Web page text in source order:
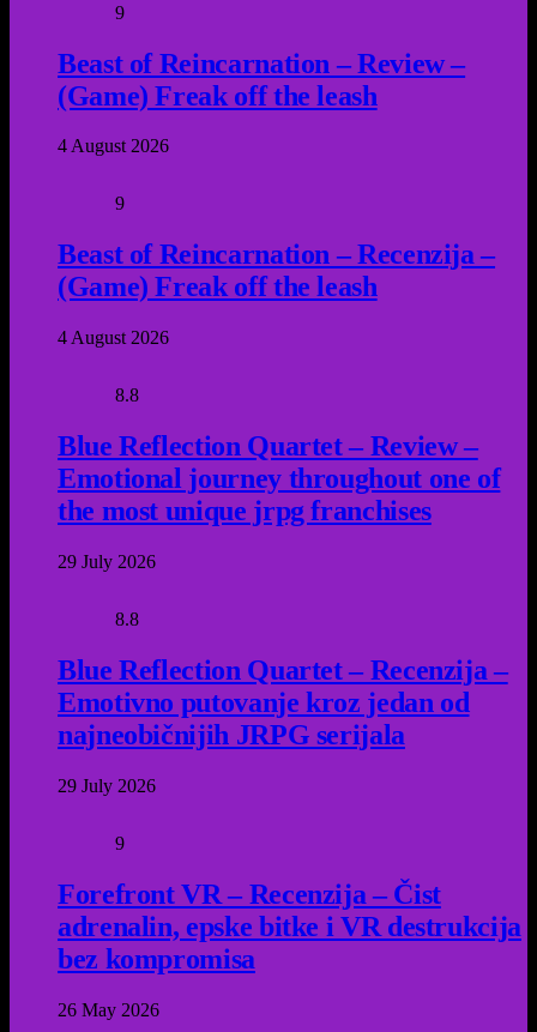
9
Beast of Reincarnation – Review –
(Game) Freak off the leash
4 August 2026
9
Beast of Reincarnation – Recenzija –
(Game) Freak off the leash
4 August 2026
8.8
Blue Reflection Quartet – Review –
Emotional journey throughout one of
the most unique jrpg franchises
29 July 2026
8.8
Blue Reflection Quartet – Recenzija –
Emotivno putovanje kroz jedan od
najneobičnijih JRPG serijala
29 July 2026
9
Forefront VR – Recenzija – Čist
adrenalin, epske bitke i VR destrukcija
bez kompromisa
26 May 2026